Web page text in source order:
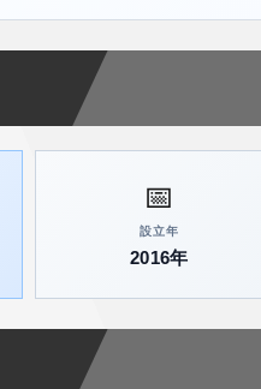
📅
設立年
2016年